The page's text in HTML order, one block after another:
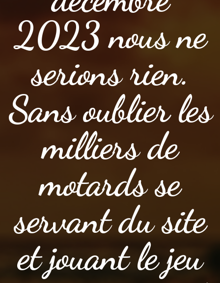
2023 nous ne
serions rien.
Sans oublier les
milliers de
motards se
servant du site
et jouant le jeu